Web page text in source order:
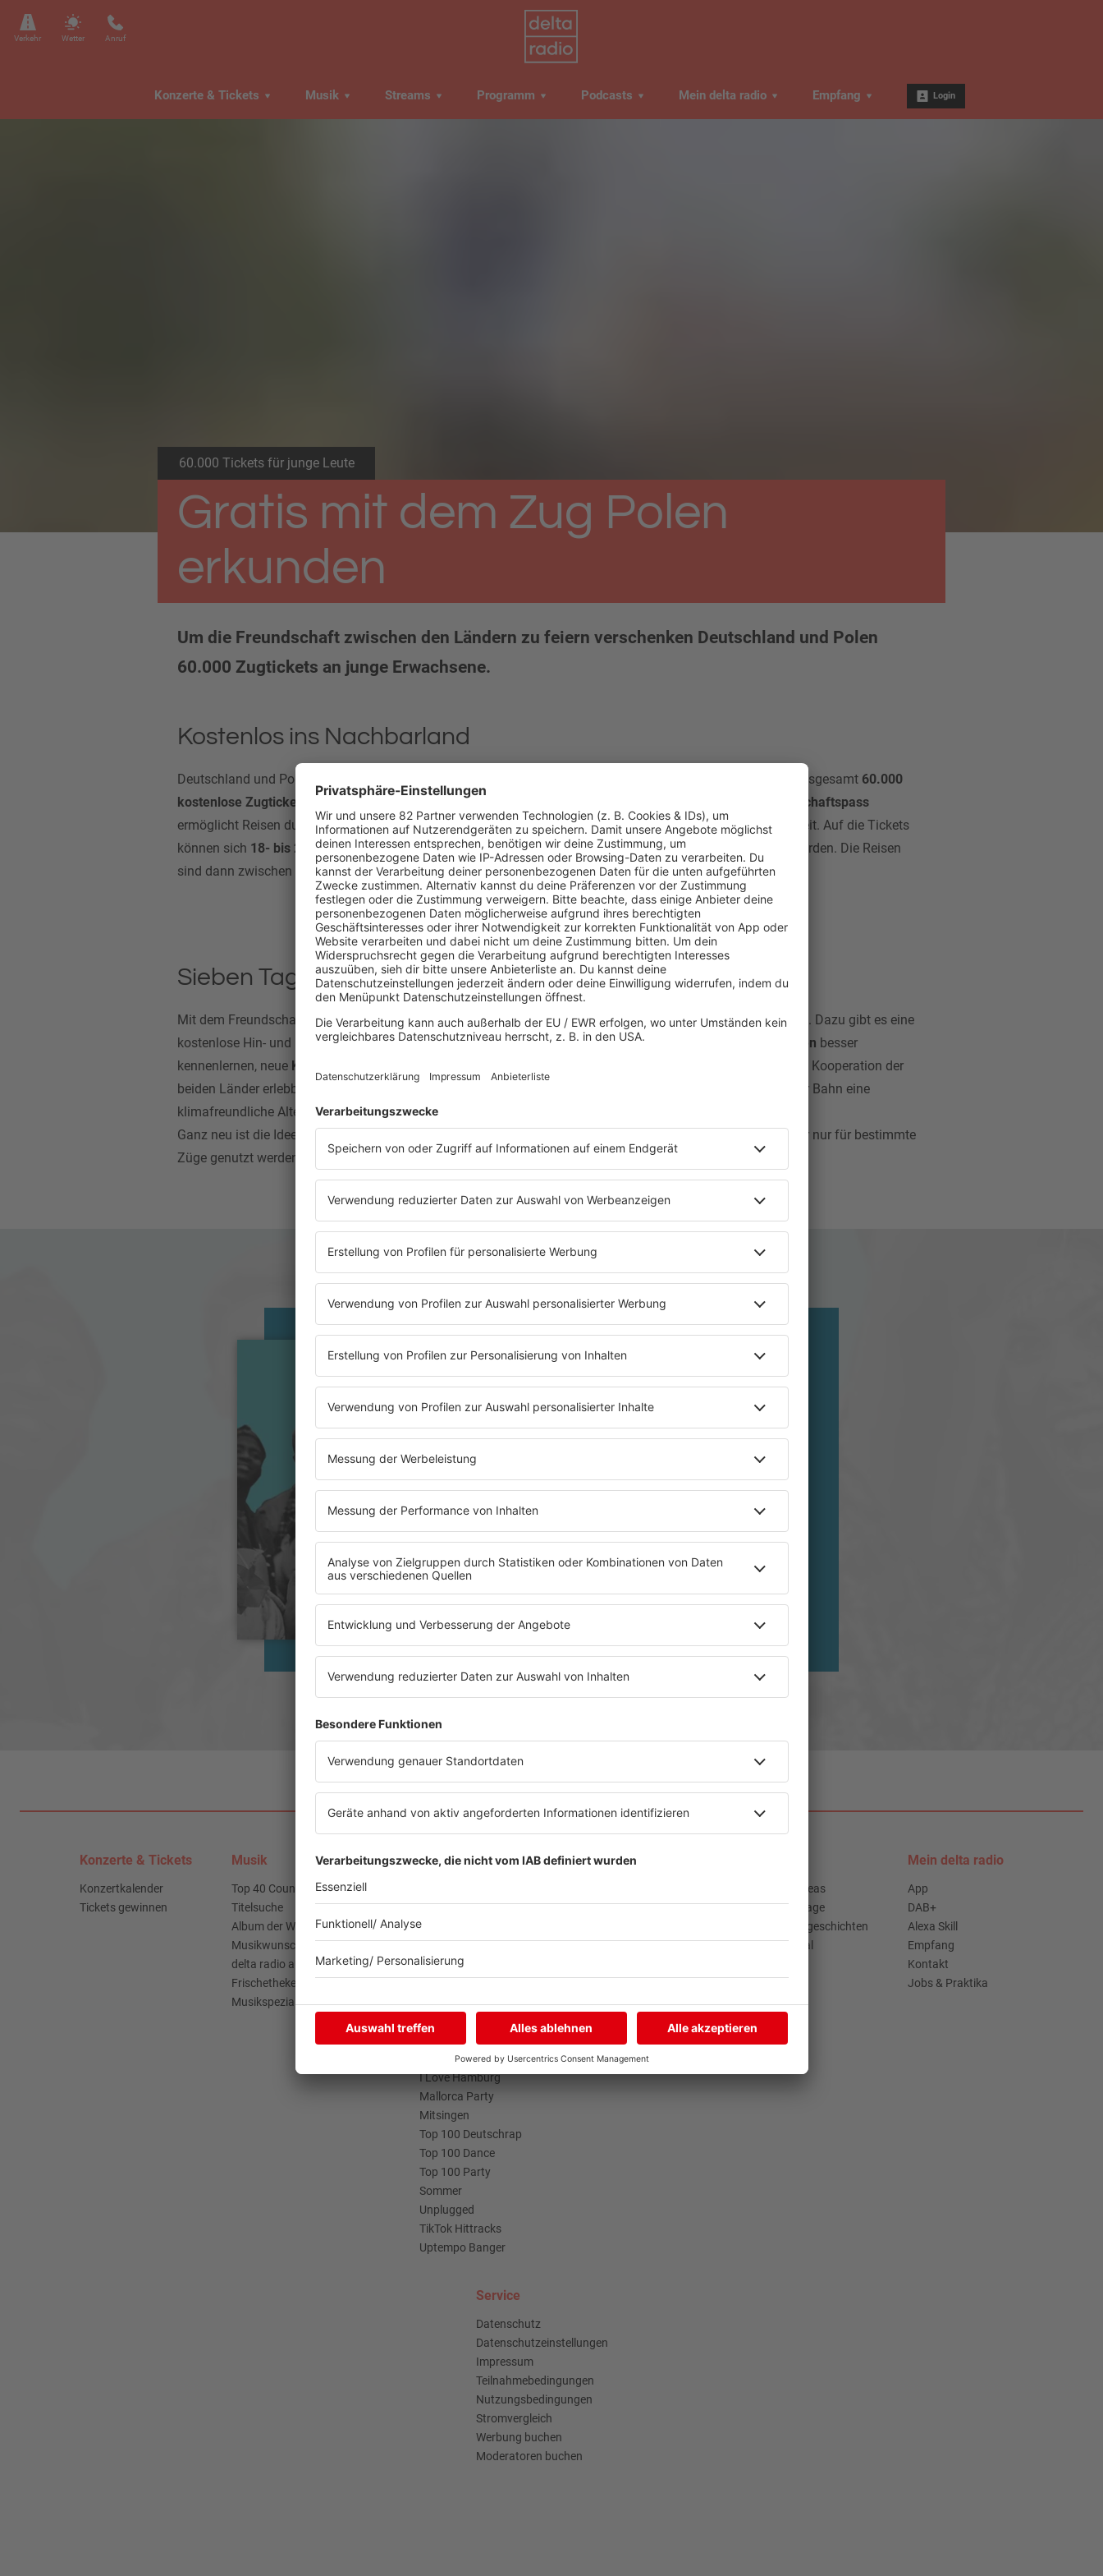
Verkehr Wetter Anruf
Konzerte & Tickets Musik Streams Programm Podcasts Mein delta radio Empfang Login
60.000 Tickets für junge Leute
Gratis mit dem Zug Polen
erkunden
Um die Freundschaft zwischen den Ländern zu feiern verschenken Deutschland und Polen
60.000 Zugtickets an junge Erwachsene.
Kostenlos ins Nachbarland
Deutschland und Polen feiern das ihres Nachbarschaftsvertrags mit einer besonderen Aktion: Insgesamt 60.000
kostenlose Zugtickets
gehen an junge Erwachsene, je 30.000 an die beiden Länder. Der sogenannte
Freundschaftspass
ermöglicht Reisen durch das jeweilige Nachbarland. Je 30.000 Tickets stehen für Deutschland und Polen bereit. Auf die Tickets
können sich 18- bis 27-Jährigevoraussichtlich ab September bewerben, bei zu vielen Anfragen soll gelost werden. Die Reisen
sind dann zwischen
November 2026 und Oktober 2027möglich.
Sieben Tage flexibel unterwegs
Mit dem Freundschaftspass könnt ihr flexibel ansieben Reisetage im jeweiligen Nachbarland unterwegs sein. Dazu gibt es eine
kostenlose Hin- und Rückfahrt im eigenen Land. Junge Menschen sollen mit der Aktion
Polen besser
kennenlernen, neue Kontakte
knüpfen und Erfahrungen sammeln. Insgesamt soll die enge Verbundenheit und Kooperation der
beiden Länder erlebbar werden. Gleichzeitig möchten die Länder mit dem Angebot zeigen, dass Reisen mit der Bahn eine
klimafreundliche Alternative ist.
Ganz neu ist die Idee nicht: mit Frankreich gab es 2023 eine ähnliche Aktion. Damals konnten die Tickets aber nur für bestimmte
Züge genutzt werden.
GOOD VIBES
Was passt zu Freundschaft? Richtig, gute
Laune! Die gibt es Non-Stop in unserem
Es läuft:
The Greatest Showman mit This Is Me
Konzerte & Tickets
Konzertkalender
Tickets gewinnen
Musik
Top 40 Countdown
Titelsuche
Album der Woche
Musikwunsch
delta radio auf radioplayer.de
Frischetheke
Musikspezial
Streams
Brandneu
Buzz Beat Boutique
Country
Chartbuster der Woche
Deutsch
Deutschrap Klassiker
EDM Dancefloor
Good Vibes
I Love Hamburg
Mallorca Party
Mitsingen
Top 100 Deutschrap
Top 100 Dance
Top 100 Party
Sommer
Unplugged
TikTok Hittracks
Uptempo Banger
Programm
Aktuelles
Nachrichten
Programmübersicht
Access All Areas
delta Backstage
Jahrhundertgeschichten
Viva La Social
Mein delta radio
App
DAB+
Alexa Skill
Empfang
Kontakt
Jobs & Praktika
Service
Datenschutz
Datenschutzeinstellungen
Impressum
Teilnahmebedingungen
Nutzungsbedingungen
Stromvergleich
Werbung buchen
Moderatoren buchen